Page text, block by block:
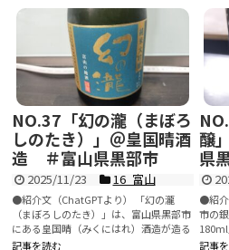
NO.37「幻の瀧（まぼろ
しのたき）」＠皇国晴酒
造 ＃富山県黒部市
2025/11/23 16_富山
●紹介文（ChatGPTより） 「幻の瀧
（まぼろしのたき）」は、富山県黒部市
にある皇国晴（みくにはれ）酒造が造る
代表...
記事を読む
醸
県
●紹介
市の
記事